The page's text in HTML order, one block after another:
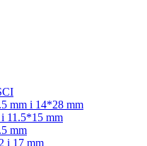
mm i 14*28 mm
11.5*15 mm
mm
i 17 mm